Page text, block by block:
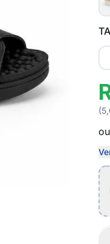
ou